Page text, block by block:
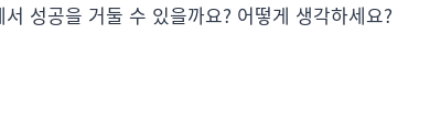
성공을 거둘 수 있을까요? 어떻게 생각하세요?